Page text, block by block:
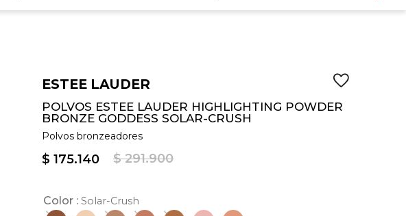
ESTEE LAUDER
POLVOS ESTEE LAUDER HIGHLIGHTING POWDER
BRONZE GODDESS SOLAR-CRUSH
Polvos bronzeadores
$ 175.140 $ 291.900
Color Solar-Crush